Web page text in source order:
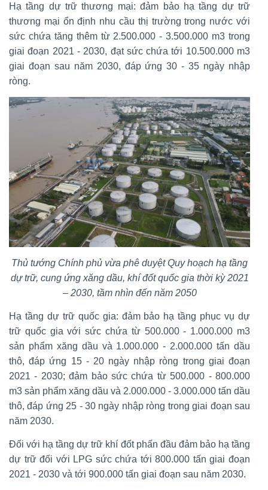
Hạ tầng dự trữ thương mại: đảm bảo hạ tầng dự trữ
thương mại ổn định nhu cầu thị trường trong nước với
sức chứa tăng thêm từ 2.500.000 - 3.500.000 m3 trong
giai đoạn 2021 - 2030, đạt sức chứa tới 10.500.000 m3
giai đoạn sau năm 2030, đáp ứng 30 - 35 ngày nhập
ròng.
Thủ tướng Chính phủ vừa phê duyệt Quy hoạch hạ tầng
dự trữ, cung ứng xăng dầu, khí đốt quốc gia thời kỳ 2021
– 2030, tầm nhìn đến năm 2050
Hạ tầng dự trữ quốc gia: đảm bảo hạ tầng phục vụ dự
trữ quốc gia với sức chứa từ 500.000 - 1.000.000 m3
sản phẩm xăng dầu và 1.000.000 - 2.000.000 tấn dầu
thô, đáp ứng 15 - 20 ngày nhập ròng trong giai đoạn
2021 - 2030; đảm bảo sức chứa từ 500.000 - 800.000
m3 sản phẩm xăng dầu và 2.000.000 - 3.000.000 tấn dầu
thô, đáp ứng 25 - 30 ngày nhập ròng trong giai đoạn sau
năm 2030.
Đối với hạ tầng dự trữ khí đốt phấn đầu đảm bảo hạ tầng
dự trữ đối với LPG sức chứa tới 800.000 tấn giai đoạn
2021 - 2030 và tới 900.000 tấn giai đoạn sau năm 2030.